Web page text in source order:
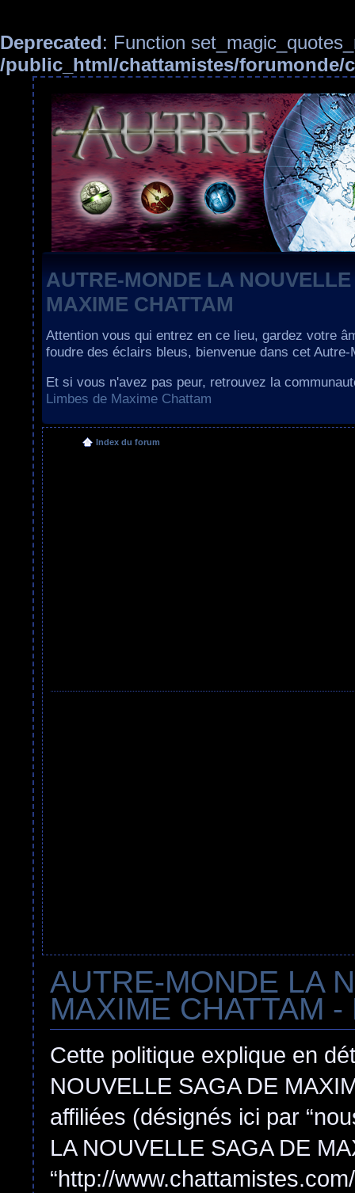
Deprecated: Function
/public_html/chattamistes/forumonde/
AUTRE-MONDE LA
MAXIME CHATTAM
Attention vous qui entrez en ce lieu, gardez votre
foudre des éclairs bleus, bienvenue dans cet Autre-
Et si vous n'avez pas peur, retrouvez la
Limbes de Maxime Chattam
Index du forum
AUTRE-MONDE LA
MAXIME CHATTAM
Cette politique explique en
NOUVELLE SAGA DE
affiliées (désignés ici par
LA NOUVELLE SAGA DE
“http://